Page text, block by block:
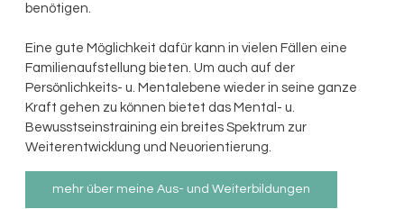
benötigen.
Eine gute Möglichkeit dafür kann in vielen Fällen eine
Familienaufstellung bieten. Um auch auf der
Persönlichkeits- u. Mentalebene wieder in seine ganze
Kraft gehen zu können bietet das Mental- u.
Bewusstseinstraining ein breites Spektrum zur
Weiterentwicklung und Neuorientierung.
mehr über meine Aus- und Weiterbildungen